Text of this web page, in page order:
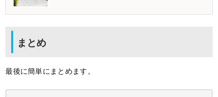
まとめ
最後に簡単にまとめます。